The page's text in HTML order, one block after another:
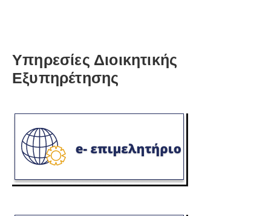
Υπηρεσίες Διοικητικής
Εξυπηρέτησης